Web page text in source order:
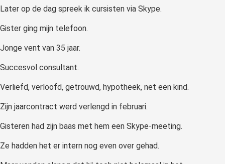
Later op de dag spreek ik cursisten via Skype.
Gister ging mijn telefoon.
Jonge vent van 35 jaar.
Succesvol consultant.
Verliefd, verloofd, getrouwd, hypotheek, net een kind.
Zijn jaarcontract werd verlengd in februari.
Gisteren had zijn baas met hem een Skype-meeting.
Ze hadden het er intern nog even over gehad.